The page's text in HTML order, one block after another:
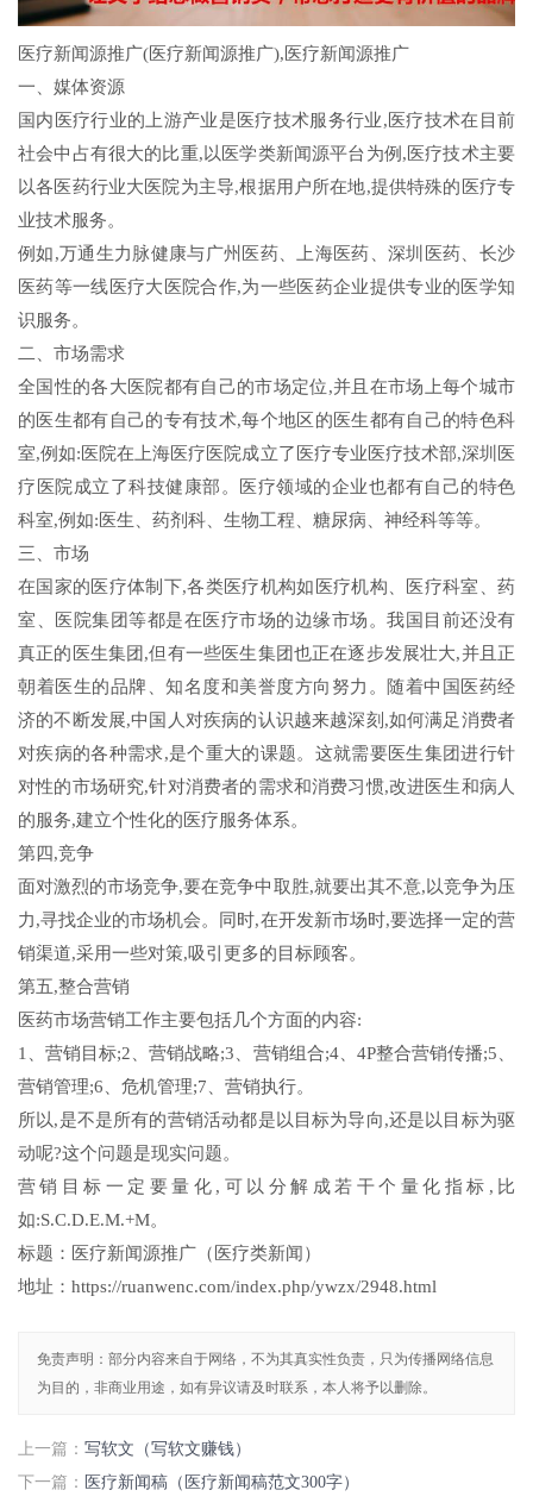
医疗新闻源推广(医疗新闻源推广),医疗新闻源推广
一、媒体资源
国内医疗行业的上游产业是医疗技术服务行业,医疗技术在目前
社会中占有很大的比重,以医学类新闻源平台为例,医疗技术主要
以各医药行业大医院为主导,根据用户所在地,提供特殊的医疗专
业技术服务。
例如,万通生力脉健康与广州医药、上海医药、深圳医药、长沙
医药等一线医疗大医院合作,为一些医药企业提供专业的医学知
识服务。
二、市场需求
全国性的各大医院都有自己的市场定位,并且在市场上每个城市
的医生都有自己的专有技术,每个地区的医生都有自己的特色科
室,例如:医院在上海医疗医院成立了医疗专业医疗技术部,深圳医
疗医院成立了科技健康部。医疗领域的企业也都有自己的特色
科室,例如:医生、药剂科、生物工程、糖尿病、神经科等等。
三、市场
在国家的医疗体制下,各类医疗机构如医疗机构、医疗科室、药
室、医院集团等都是在医疗市场的边缘市场。我国目前还没有
真正的医生集团,但有一些医生集团也正在逐步发展壮大,并且正
朝着医生的品牌、知名度和美誉度方向努力。随着中国医药经
济的不断发展,中国人对疾病的认识越来越深刻,如何满足消费者
对疾病的各种需求,是个重大的课题。这就需要医生集团进行针
对性的市场研究,针对消费者的需求和消费习惯,改进医生和病人
的服务,建立个性化的医疗服务体系。
第四,竞争
面对激烈的市场竞争,要在竞争中取胜,就要出其不意,以竞争为压
力,寻找企业的市场机会。同时,在开发新市场时,要选择一定的营
销渠道,采用一些对策,吸引更多的目标顾客。
第五,整合营销
医药市场营销工作主要包括几个方面的内容:
1、营销目标;2、营销战略;3、营销组合;4、4P整合营销传播;5、
营销管理;6、危机管理;7、营销执行。
所以,是不是所有的营销活动都是以目标为导向,还是以目标为驱
动呢?这个问题是现实问题。
营销目标一定要量化,可以分解成若干个量化指标,比
如:S.C.D.E.M.+M。
标题：医疗新闻源推广（医疗类新闻）
地址：https://ruanwenc.com/index.php/ywzx/2948.html
免责声明：部分内容来自于网络，不为其真实性负责，只为传播网络信息
为目的，非商业用途，如有异议请及时联系，本人将予以删除。
上一篇： 写软文（写软文赚钱）
下一篇： 医疗新闻稿（医疗新闻稿范文300字）